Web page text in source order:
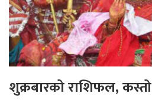
शुक्रबारको राशिफल,